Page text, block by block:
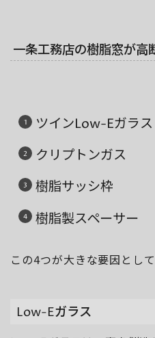
一条工務店の樹脂窓が高
ツインLow-Eガラス
クリプトンガス
樹脂サッシ枠
樹脂製スペーサー
この4つが大きな要因として
Low-Eガラス